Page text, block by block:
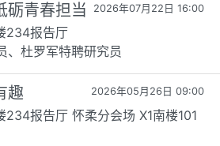
砺青春担当 2026年07月22日 16:00
234报告厅
、杜罗军特聘研究员
趣 2026年05月26日 09:00
报告厅 怀柔分会场 X1南楼101